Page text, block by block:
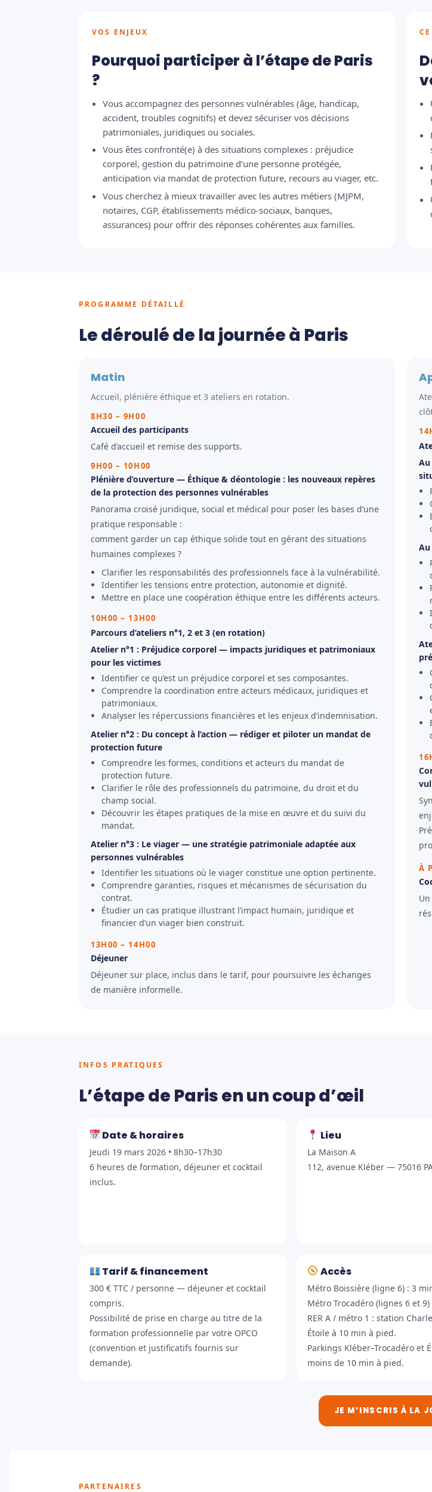
VOS ENJEUX
Pourquoi participer à l’étape de Paris
?
Vous accompagnez des personnes vulnérables (âge, handicap,
accident, troubles cognitifs) et devez sécuriser vos décisions
patrimoniales, juridiques ou sociales.
Vous êtes confronté(e) à des situations complexes : préjudice
corporel, gestion du patrimoine d’une personne protégée,
anticipation via mandat de protection future, recours au viager, etc.
Vous cherchez à mieux travailler avec les autres métiers (MJPM,
notaires, CGP, établissements médico-sociaux, banques,
assurances) pour offrir des réponses cohérentes aux familles.
PROGRAMME DÉTAILLÉ
Le déroulé de la journée à Paris
Matin
Accueil, plénière éthique et 3 ateliers en rotation.
8H30 – 9H00
Accueil des participants
Café d’accueil et remise des supports.
9H00 – 10H00
Plénière d’ouverture — Éthique & déontologie : les nouveaux repères
de la protection des personnes vulnérables
Panorama croisé juridique, social et médical pour poser les bases d’une
pratique responsable :
comment garder un cap éthique solide tout en gérant des situations
humaines complexes ?
Clarifier les responsabilités des professionnels face à la vulnérabilité.
Identifier les tensions entre protection, autonomie et dignité.
Mettre en place une coopération éthique entre les différents acteurs.
10H00 – 13H00
Parcours d’ateliers n°1, 2 et 3 (en rotation)
Atelier n°1 : Préjudice corporel — impacts juridiques et patrimoniaux
pour les victimes
Identifier ce qu’est un préjudice corporel et ses composantes.
Comprendre la coordination entre acteurs médicaux, juridiques et
patrimoniaux.
Analyser les répercussions financières et les enjeux d’indemnisation.
Atelier n°2 : Du concept à l’action — rédiger et piloter un mandat de
protection future
Comprendre les formes, conditions et acteurs du mandat de
protection future.
Clarifier le rôle des professionnels du patrimoine, du droit et du
champ social.
Découvrir les étapes pratiques de la mise en œuvre et du suivi du
mandat.
Atelier n°3 : Le viager — une stratégie patrimoniale adaptée aux
personnes vulnérables
Identifier les situations où le viager constitue une option pertinente.
Comprendre garanties, risques et mécanismes de sécurisation du
contrat.
Étudier un cas pratique illustrant l’impact humain, juridique et
financier d’un viager bien construit.
13H00 – 14H00
Déjeuner
Déjeuner sur place, inclus dans le tarif, pour poursuivre les échanges
de manière informelle.
À
INFOS PRATIQUES
L’étape de Paris en un coup d’œil
Date & horaires
Jeudi 19 mars 2026 • 8h30–17h30
6 heures de formation, déjeuner et cocktail
inclus.
Lieu
La Maison A
112, avenue Kléber — 75016
Tarif & financement
300 € TTC / personne — déjeuner et cocktail
compris.
Possibilité de prise en charge au titre de la
formation professionnelle par votre OPCO
(convention et justificatifs fournis sur
demande).
Accès
Métro Boissière (ligne 6) : 3
Métro Trocadéro (lignes 6 et
RER A / métro 1 : station
Étoile à 10 min à pied.
Parkings Kléber–Trocadéro et
moins de 10 min à pied.
JE M’INSCRIS À LA
PARTENAIRES